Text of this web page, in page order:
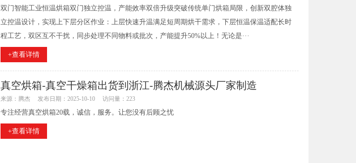
双门智能工业恒温烘箱双门独立控温，产能效率双倍升级突破传统单门烘箱局限，创新双腔体独
立控温设计，实现上下层分区作业：上层快速升温满足短周期烘干需求，下层恒温保温适配长时
程工艺，双区互不干扰，同步处理不同物料或批次，产能提升50%以上！无论是···
+查看详情
真空烘箱-真空干燥箱出货到浙江-腾杰机械源头厂家制造
来源：腾杰 发布日期：2025-10-10 访问量：223
专注经营真空烘箱20载，诚信，服务。让您没有后顾之忧
+查看详情